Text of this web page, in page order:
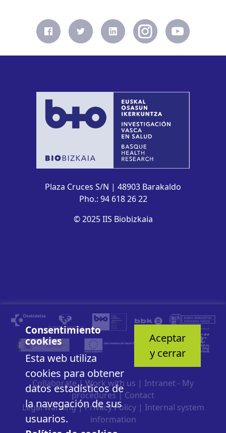
Plaza Cruces S/N | 48903 Barakaldo
Pho.: 94 618 26 22
© 2025 IIS Biobizkaia
Consentimiento
cookies
Esta web utiliza
cookies para obtener
datos estadísticos de
la navegación de sus
usuarios.
Aceptar
y cerrar
Collaborate| Work with us | Intranet - My
procedures|Contact
Legal warning|Privacy Policy| Internal system
information